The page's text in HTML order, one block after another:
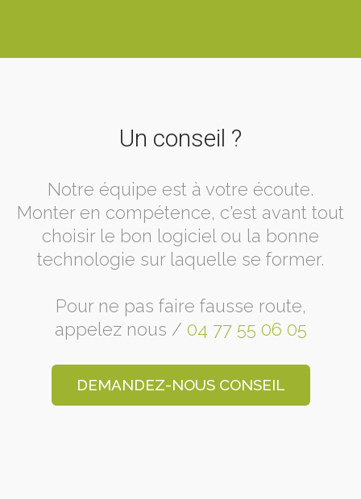
Un conseil ?
Notre équipe est à votre écoute.
Monter en compétence, c'est avant tout
choisir le bon logiciel ou la bonne
technologie sur laquelle se former.
Pour ne pas faire fausse route,
appelez nous / 04 77 55 06 05
DEMANDEZ-NOUS CONSEIL